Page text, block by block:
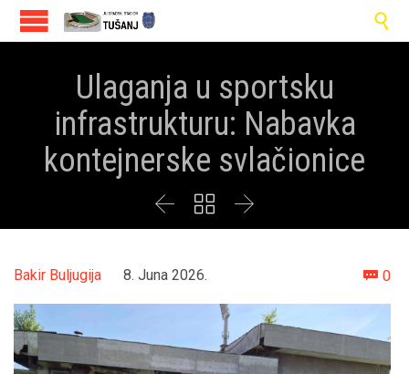

Ulaganja u sportsku
infrastrukturu: Nabavka
kontejnerske svlačionice
  
Bakir Buljugija 8. Juna 2026.  0